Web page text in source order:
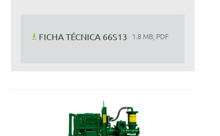
FICHA TÉCNICA 66S13 1.8 MB, PDF